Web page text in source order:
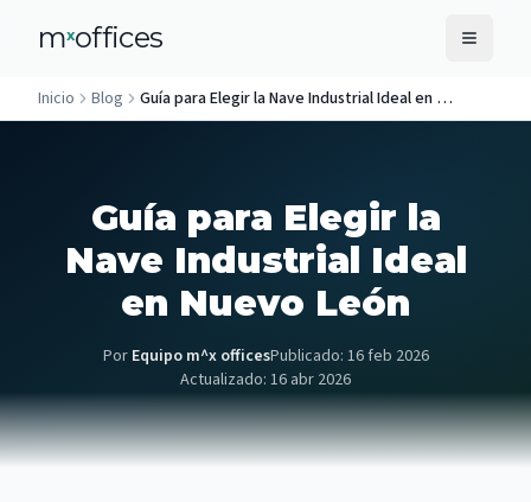
mxoffices
Inicio Blog Guía para Elegir la Nave Industrial Ideal en Nuevo León
Guía para Elegir la
Nave Industrial Ideal
en Nuevo León
Por Equipo m^x officesPublicado: 16 feb 2026
Actualizado: 16 abr 2026